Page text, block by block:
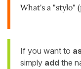
What's a "stylo"
If you want to
simply add the